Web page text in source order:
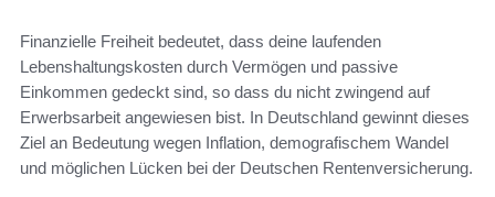
Finanzielle Freiheit bedeutet, dass deine laufenden
Lebenshaltungskosten durch Vermögen und passive
Einkommen gedeckt sind, so dass du nicht zwingend auf
Erwerbsarbeit angewiesen bist. In Deutschland gewinnt dieses
Ziel an Bedeutung wegen Inflation, demografischem Wandel
und möglichen Lücken bei der Deutschen Rentenversicherung.